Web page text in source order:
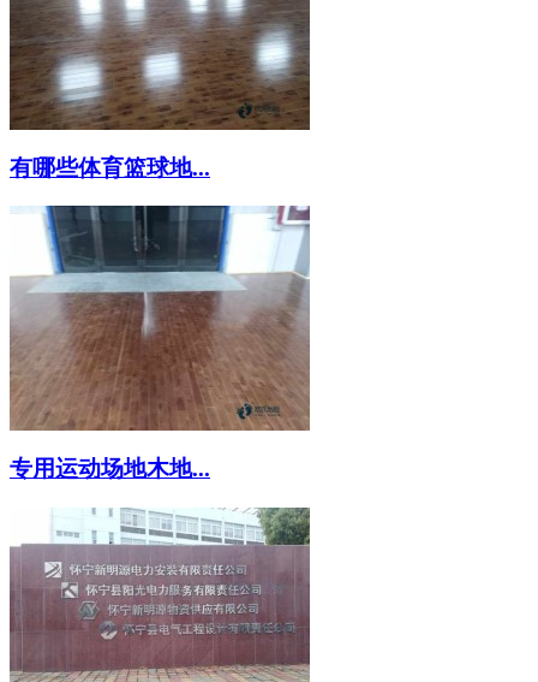
有哪些体育篮球地...
专用运动场地木地...